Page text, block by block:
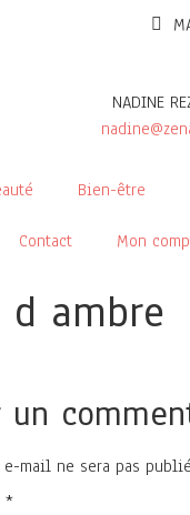
NADINE
Bien-être
Contact Mon
d ambre
un
e-mail ne sera pas
*